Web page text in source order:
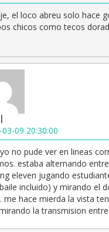
el loco abreu solo hace
chicos como tecos
03-09 20:30:00
no pude ver en lineas
estaba alternando
eleven jugando
incluido) y mirando el
me hace mierda la vista
la transmision